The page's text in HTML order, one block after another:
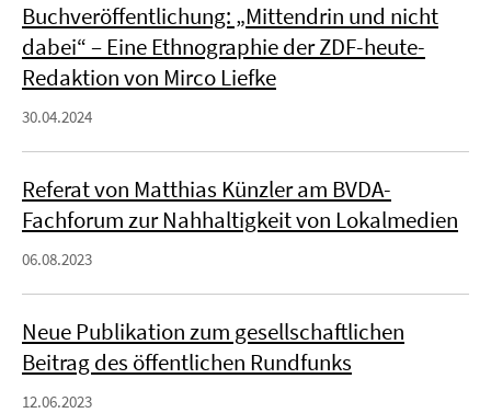
Buchveröffentlichung: „Mittendrin und nicht
dabei“ – Eine Ethnographie der ZDF-heute-
Redaktion von Mirco Liefke
30.04.2024
Referat von Matthias Künzler am BVDA-
Fachforum zur Nahhaltigkeit von Lokalmedien
06.08.2023
Neue Publikation zum gesellschaftlichen
Beitrag des öffentlichen Rundfunks
12.06.2023